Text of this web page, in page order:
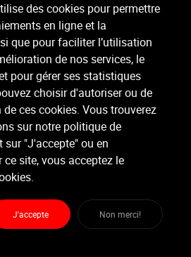
UPCréez-vous des fessiers endiablés et
de renforcement musculaire ciblé sur les
est l'idéal (...)
FITNESS CLUB
Fitness Club
- 1180 Bruxelles
des cookies pour permettre
en ligne et la
que pour faciliter l’utilisation
de nos services, le
pour gérer ses statistiques
choisir d'autoriser ou de
ces cookies. Vous trouverez
sur notre politique de
"J'accepte" ou en
site, vous acceptez le
J'accepte Non merci!